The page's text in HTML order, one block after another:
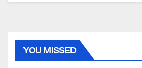
YOU MISSED